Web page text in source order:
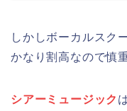
しかしボーカルスク
かなり割高なので慎
シアーミュージック